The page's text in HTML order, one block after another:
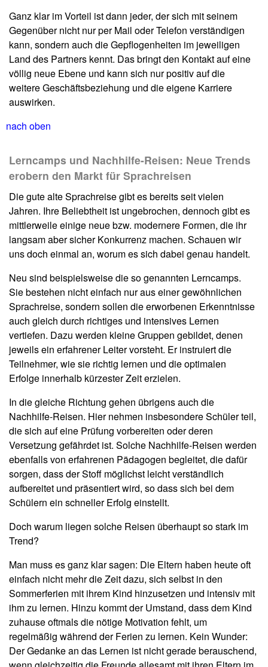
Ganz klar im Vorteil ist dann jeder, der sich mit seinem
Gegenüber nicht nur per Mail oder Telefon verständigen
kann, sondern auch die Gepflogenheiten im jeweiligen
Land des Partners kennt. Das bringt den Kontakt auf eine
völlig neue Ebene und kann sich nur positiv auf die
weitere Geschäftsbeziehung und die eigene Karriere
auswirken.
nach oben
Lerncamps und Nachhilfe-Reisen: Neue Trends
erobern den Markt für Sprachreisen
Die gute alte Sprachreise gibt es bereits seit vielen
Jahren. Ihre Beliebtheit ist ungebrochen, dennoch gibt es
mittlerweile einige neue bzw. modernere Formen, die ihr
langsam aber sicher Konkurrenz machen. Schauen wir
uns doch einmal an, worum es sich dabei genau handelt.
Neu sind beispielsweise die so genannten Lerncamps.
Sie bestehen nicht einfach nur aus einer gewöhnlichen
Sprachreise, sondern sollen die erworbenen Erkenntnisse
auch gleich durch richtiges und intensives Lernen
vertiefen. Dazu werden kleine Gruppen gebildet, denen
jeweils ein erfahrener Leiter vorsteht. Er instruiert die
Teilnehmer, wie sie richtig lernen und die optimalen
Erfolge innerhalb kürzester Zeit erzielen.
In die gleiche Richtung gehen übrigens auch die
Nachhilfe-Reisen. Hier nehmen insbesondere Schüler teil,
die sich auf eine Prüfung vorbereiten oder deren
Versetzung gefährdet ist. Solche Nachhilfe-Reisen werden
ebenfalls von erfahrenen Pädagogen begleitet, die dafür
sorgen, dass der Stoff möglichst leicht verständlich
aufbereitet und präsentiert wird, so dass sich bei dem
Schülern ein schneller Erfolg einstellt.
Doch warum liegen solche Reisen überhaupt so stark im
Trend?
Man muss es ganz klar sagen: Die Eltern haben heute oft
einfach nicht mehr die Zeit dazu, sich selbst in den
Sommerferien mit ihrem Kind hinzusetzen und intensiv mit
ihm zu lernen. Hinzu kommt der Umstand, dass dem Kind
zuhause oftmals die nötige Motivation fehlt, um
regelmäßig während der Ferien zu lernen. Kein Wunder:
Der Gedanke an das Lernen ist nicht gerade berauschend,